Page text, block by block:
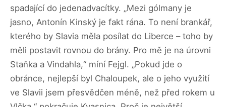
spadající do jedenadvacítky. „Mezi gólmany je
jasno, Antonín Kinský je fakt rána. To není brankář,
kterého by Slavia měla posílat do Liberce – toho by
měli postavit rovnou do brány. Pro mě je na úrovni
Staňka a Vindahla,“ míní Fejgl. „Pokud jde o
obránce, nejlepší byl Chaloupek, ale o jeho využití
ve Slavii jsem přesvědčen méně, než před rokem u